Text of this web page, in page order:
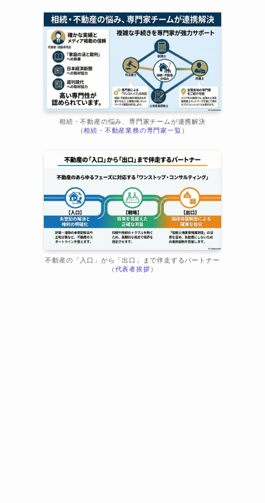
相続・不動産の悩み、専門家チームが連携解決
（相続・不動産業務の専門家一覧）
不動産の「入口」から「出口」まで伴走するパートナー
（代表者挨拶）